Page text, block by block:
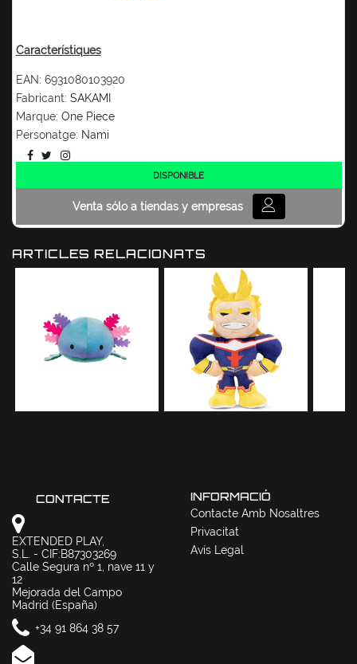
Característiques
EAN: 6931080103920
Fabricant: SAKAMI
Marque: One Piece
Personatge: Nami
DISPONIBLE
Venta sólo a tiendas y empresas
ARTICLES RELACIONATS
CONTACTE
EXTENDED PLAY,
S.L. - CIF:B87303269
Calle Segura nº 1, nave 11 y
12
Mejorada del Campo
Madrid (España)
+34 91 864 38 57
INFORMACIÓ
Contacte Amb Nosaltres
Privacitat
Avís Legal